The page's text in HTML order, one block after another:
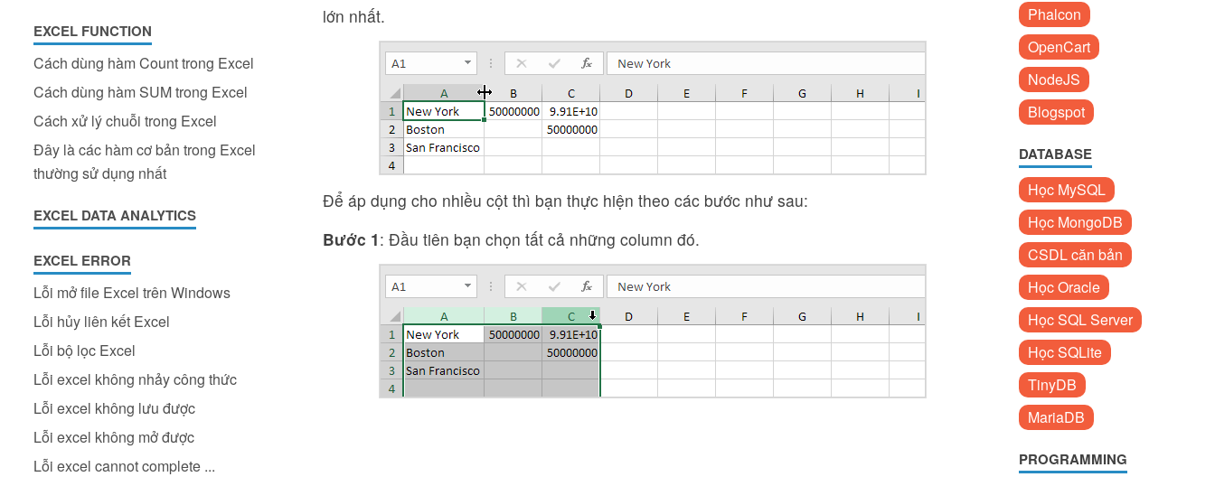
EXCEL FUNCTION
Cách dùng hàm Count trong Excel
Cách dùng hàm SUM trong Excel
Cách xử lý chuỗi trong Excel
Đây là các hàm cơ bản trong Excel
thường sử dụng nhất
EXCEL DATA ANALYTICS
EXCEL ERROR
Lỗi mở file Excel trên Windows
Lỗi hủy liên kết Excel
Lỗi bộ lọc Excel
Lỗi excel không nhảy công thức
Lỗi excel không lưu được
Lỗi excel không mở được
Lỗi excel cannot complete ...
lớn nhất.
Để áp dụng cho nhiều cột thì bạn thực hiện theo các bước như sau:
Bước 1: Đầu tiên bạn chọn tất cả những column đó.
Phalcon
OpenCart
NodeJS
Blogspot
DATABASE
Học MySQL
Học MongoDB
CSDL căn bản
Học Oracle
Học SQL Server
Học SQLite
TinyDB
MariaDB
PROGRAMMING